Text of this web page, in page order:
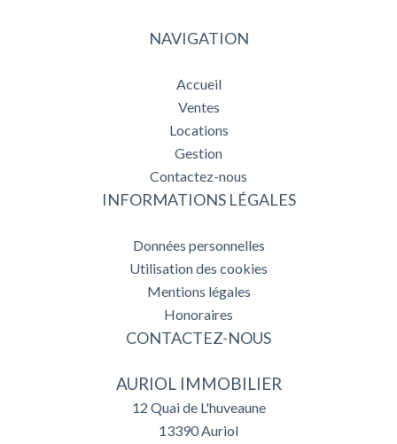
NAVIGATION
Accueil
Ventes
Locations
Gestion
Contactez-nous
INFORMATIONS LÉGALES
Données personnelles
Utilisation des cookies
Mentions légales
Honoraires
CONTACTEZ-NOUS
AURIOL IMMOBILIER
12 Quai de L'huveaune
13390Auriol